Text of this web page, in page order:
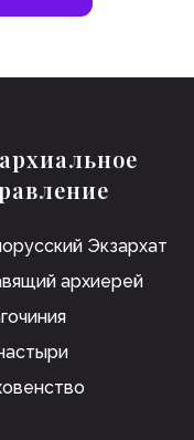
Экзархат
архиерей